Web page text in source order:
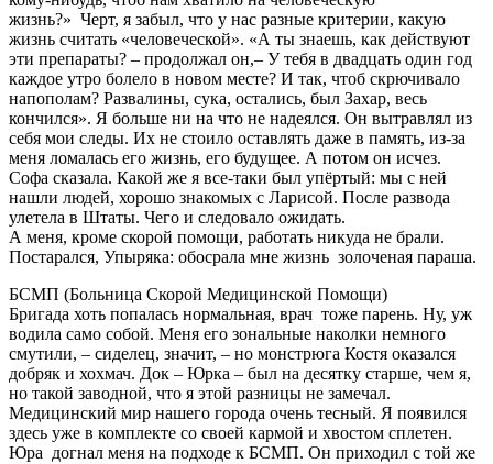
жизнь?» Черт, я забыл, что у нас разные критерии, какую
жизнь считать «человеческой». «А ты знаешь, как действуют
эти препараты? – продолжал он,– У тебя в двадцать один год
каждое утро болело в новом месте? И так, чтоб скрючивало
напополам? Развалины, сука, остались, был Захар, весь
кончился». Я больше ни на что не надеялся. Он вытравлял из
себя мои следы. Их не стоило оставлять даже в память, из-за
меня ломалась его жизнь, его будущее. А потом он исчез.
Софа сказала. Какой же я все-таки был упёртый: мы с ней
нашли людей, хорошо знакомых с Ларисой. После развода
улетела в Штаты. Чего и следовало ожидать.
А меня, кроме скорой помощи, работать никуда не брали.
Постарался, Упыряка: обосрала мне жизнь золоченая параша.
БСМП (Больница Скорой Медицинской Помощи)
Бригада хоть попалась нормальная, врач тоже парень. Ну, уж
водила само собой. Меня его зональные наколки немного
смутили, – сиделец, значит, – но монстрюга Костя оказался
добряк и хохмач. Док – Юрка – был на десятку старше, чем я,
но такой заводной, что я этой разницы не замечал.
Медицинский мир нашего города очень тесный. Я появился
здесь уже в комплекте со своей кармой и хвостом сплетен.
Юра догнал меня на подходе к БСМП. Он приходил с той же